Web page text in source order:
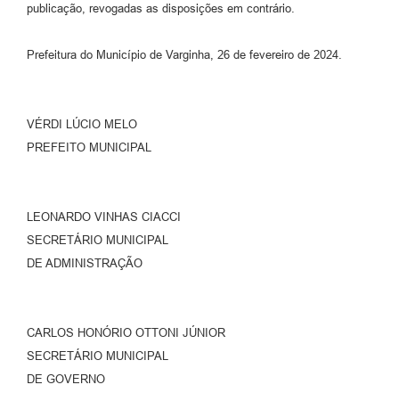
publicação, revogadas as disposições em contrário.
Prefeitura do Município de Varginha, 26 de fevereiro de 2024.
VÉRDI LÚCIO MELO
PREFEITO MUNICIPAL
LEONARDO VINHAS CIACCI
SECRETÁRIO MUNICIPAL
DE ADMINISTRAÇÃO
CARLOS HONÓRIO OTTONI JÚNIOR
SECRETÁRIO MUNICIPAL
DE GOVERNO